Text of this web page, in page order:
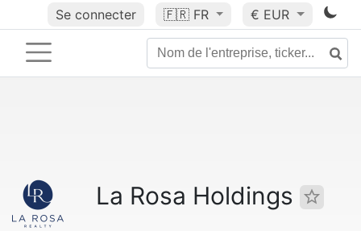
Se connecter 🇫🇷 FR € EUR
La Rosa Holdings